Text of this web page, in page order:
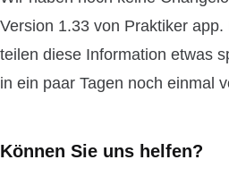
Version 1.33 von Praktiker
teilen diese Information etwas
in ein paar Tagen noch einmal
Können Sie uns helfen?